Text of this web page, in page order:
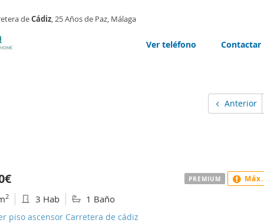
deCádiz, 25 Años de Paz, Málaga
Ver teléfono Contactar
Anterior
2 3 Hab 1 Baño
piso ascensor Carretera de cádiz
PREMIUM